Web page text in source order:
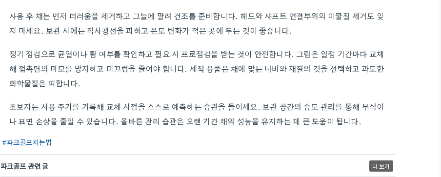
사용 후 채는 먼저 더러움을 제거하고 그늘에 말려 건조를 준비합니다. 헤드와 샤프트 연결부위의 이물질 제거도 잊
지 마세요. 보관 시에는 직사광선을 피하고 온도 변화가 적은 곳에 두는 것이 좋습니다.
정기 점검으로 균열이나 휨 여부를 확인하고 필요 시 프로점검을 받는 것이 안전합니다. 그립은 일정 기간마다 교체
해 접촉면의 마모를 방지하고 미끄럼을 줄여야 합니다. 세척 용품은 채에 맞는 너비와 재질의 것을 선택하고 과도한
화학물질은 피합니다.
초보자는 사용 주기를 기록해 교체 시점을 스스로 예측하는 습관을 들이세요. 보관 공간의 습도 관리를 통해 부식이
나 표면 손상을 줄일 수 있습니다. 올바른 관리 습관은 오랜 기간 채의 성능을 유지하는 데 큰 도움이 됩니다.
파크골프치는법
파크골프 관련 글 더 보기